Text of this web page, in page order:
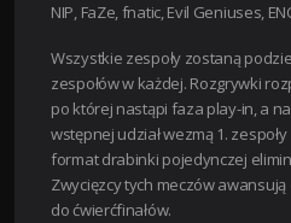
NIP, FaZe, fnatic, Evil Geniuses,
Wszystkie zespoły zostaną
zespołów w każdej. Rozgrywki
po której nastąpi faza play-in, a
wstępnej udział wezmą 1.
format drabinki pojedynczej
Zwycięzcy tych meczów awansują
do ćwierćfinałów.